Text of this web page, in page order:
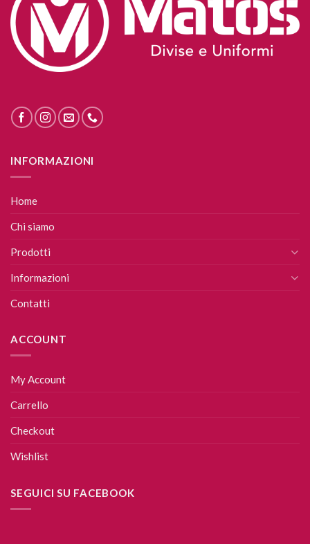
INFORMAZIONI
Home
Chi siamo
Prodotti
Informazioni
Contatti
ACCOUNT
My Account
Carrello
Checkout
Wishlist
SEGUICI SU FACEBOOK